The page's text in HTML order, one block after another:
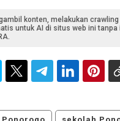
konten, melakukan crawling
untuk AI di situs web ini tanpa